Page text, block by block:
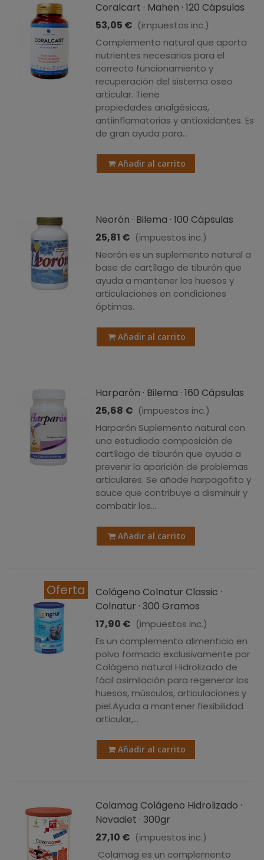
Coralcart · Mahen · 120 Cápsulas
53,05 € (impuestos inc.)
Complemento natural que aporta
nutrientes necesarios para el
correcto funcionamiento y
recuperación del sistema oseo
articular. Tiene
propiedades analgésicas,
antiinflamatorias y antioxidantes. Es
de gran ayuda para...
Añadir al carrito
Neorón · Bilema · 100 Cápsulas
25,81 € (impuestos inc.)
Neorón es un suplemento natural a
base de cartílago de tiburón que
ayuda a mantener los huesos y
articulaciones en condiciones
óptimas.
Añadir al carrito
Harparón · Bilema · 160 Cápsulas
25,68 € (impuestos inc.)
Harparón Suplemento natural con
una estudiada composición de
cartílago de tiburón que ayuda a
prevenir la aparición de problemas
articulares. Se añade harpagofito y
sauce que contribuye a disminuir y
combatir los...
Añadir al carrito
Oferta
Colágeno Colnatur Classic ·
Colnatur · 300 Gramos
17,90 € (impuestos inc.)
Es un complemento alimenticio en
polvo formado exclusivamente por
Colágeno natural Hidrolizado de
fácil asimilación para regenerar los
huesos, músculos, articulaciones y
piel.Ayuda a mantener flexibilidad
articular,...
Añadir al carrito
Colamag Colágeno Hidrolizado ·
Novadiet · 300gr
27,10 € (impuestos inc.)
Colamag es un complemento